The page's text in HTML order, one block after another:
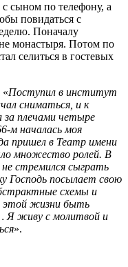
сыном по телефону, а
повидаться с
Поначалу
монастыря. Потом по
селиться в гостевых
«Поступил в институт
сниматься, и к
за плечами четыре
м началась моя
пришел в Театр имени
множество ролей. В
стремился сыграть
Господь посылает свою
схемы и
этой жизни быть
Я живу с молитвой и
».